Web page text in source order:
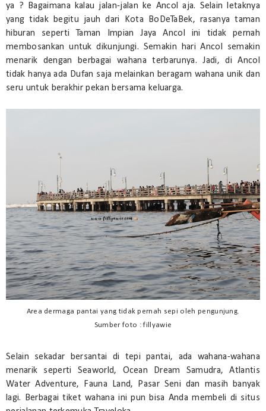
ya ? Bagaimana kalau jalan-jalan ke Ancol aja. Selain letaknya
yang tidak begitu jauh dari Kota BoDeTaBek, rasanya taman
hiburan seperti Taman Impian Jaya Ancol ini tidak pernah
membosankan untuk dikunjungi. Semakin hari Ancol semakin
menarik dengan berbagai wahana terbarunya. Jadi, di Ancol
tidak hanya ada Dufan saja melainkan beragam wahana unik dan
seru untuk berakhir pekan bersama keluarga.
Area dermaga pantai yang tidak pernah sepi oleh pengunjung.
Sumber foto : fillyawie
Selain sekadar bersantai di tepi pantai, ada wahana-wahana
menarik seperti Seaworld, Ocean Dream Samudra, Atlantis
Water Adventure, Fauna Land, Pasar Seni dan masih banyak
lagi. Berbagai tiket wahana ini pun bisa Anda membeli di situs